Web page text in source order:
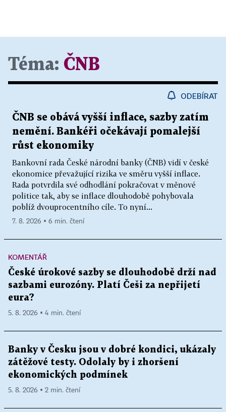
Téma: ČNB
ODEBÍRAT
ČNB se obává vyšší inflace, sazby zatím
nemění. Bankéři očekávají pomalejší
růst ekonomiky
Bankovní rada České národní banky (ČNB) vidí v české
ekonomice převažující rizika ve směru vyšší inflace.
Rada potvrdila své odhodlání pokračovat v měnové
politice tak, aby se inflace dlouhodobě pohybovala
poblíž dvouprocentního cíle. To nyní...
7. 8. 2026 ▪ 6 min. čtení
KOMENTÁŘ
České úrokové sazby se dlouhodobě drží nad
sazbami eurozóny. Platí Češi za nepřijetí
eura?
5. 8. 2026 ▪ 4 min. čtení
Banky v Česku jsou v dobré kondici, ukázaly
zátěžové testy. Odolaly by i zhoršení
ekonomických podmínek
5. 8. 2026 ▪ 2 min. čtení